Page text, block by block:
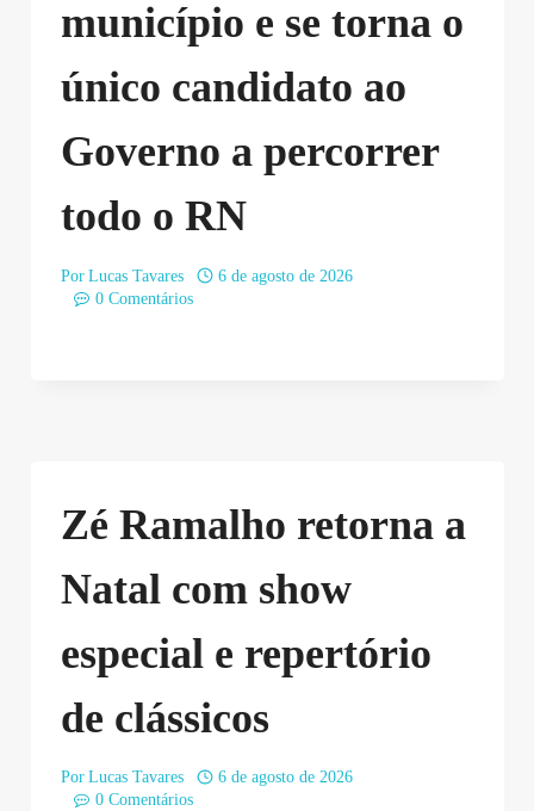
município e se torna o
único candidato ao
Governo a percorrer
todo o RN
Por Lucas Tavares
6 de agosto de 2026
0 Comentários
Zé Ramalho retorna a
Natal com show
especial e repertório
de clássicos
Por Lucas Tavares
6 de agosto de 2026
0 Comentários